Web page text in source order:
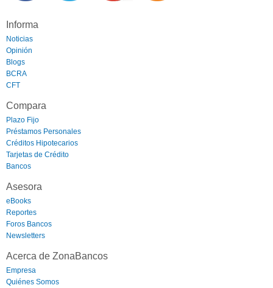
Informa
Noticias
Opinión
Blogs
BCRA
CFT
Compara
Plazo Fijo
Préstamos Personales
Créditos Hipotecarios
Tarjetas de Crédito
Bancos
Asesora
eBooks
Reportes
Foros Bancos
Newsletters
Acerca de ZonaBancos
Empresa
Quiénes Somos